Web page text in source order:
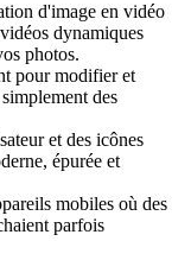
d'image en vidéo
dynamiques
photos.
pour modifier et
des
et des icônes
épurée et
mobiles où des
parfois